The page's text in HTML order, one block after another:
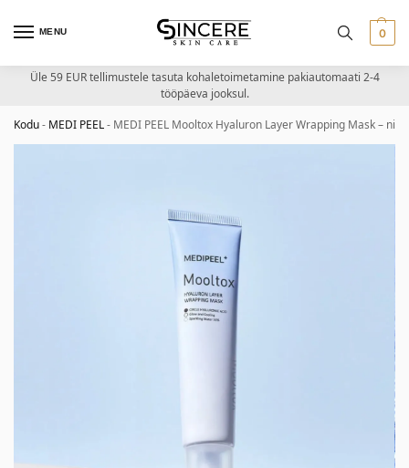
MENU 0
Üle 59 EUR tellimustele tasuta kohaletoimetamine pakiautomaati 2-4
tööpäeva jooksul.
Kodu- MEDI PEEL- MEDI PEEL Mooltox Hyaluron Layer Wrapping Mask –